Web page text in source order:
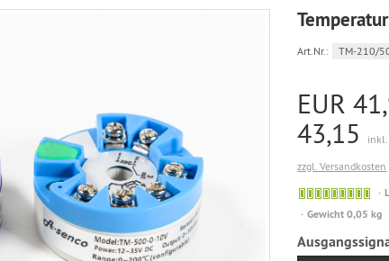
Art.Nr.: TM-210/
EUR
43,15
inkl.
zzgl. Versandkosten
Gewicht 0,05 kg